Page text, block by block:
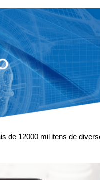
de 12000 mil itens de